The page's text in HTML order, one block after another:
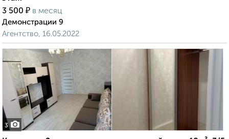
3 500 ₽ в месяц
Демонстрации 9
Агентство, 16.05.2022
3